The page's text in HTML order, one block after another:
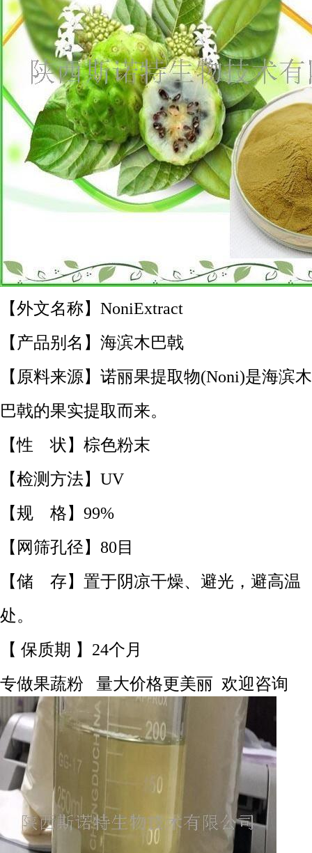
【外文名称】 NoniExtract
【产品别名】海滨木巴戟
【原料来源】诺丽果提取物(Noni)是海滨木
巴戟的果实提取而来。
【性 状】棕色粉末
【检测方法】UV
【规 格】 99%
【网筛孔径】80目
【储 存】置于阴凉干燥、避光，避高温
处。
【 保质期 】24个月
专做果蔬粉 量大价格更美丽 欢迎咨询